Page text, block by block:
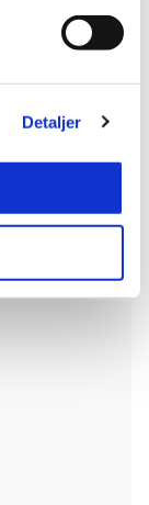
Detaljer